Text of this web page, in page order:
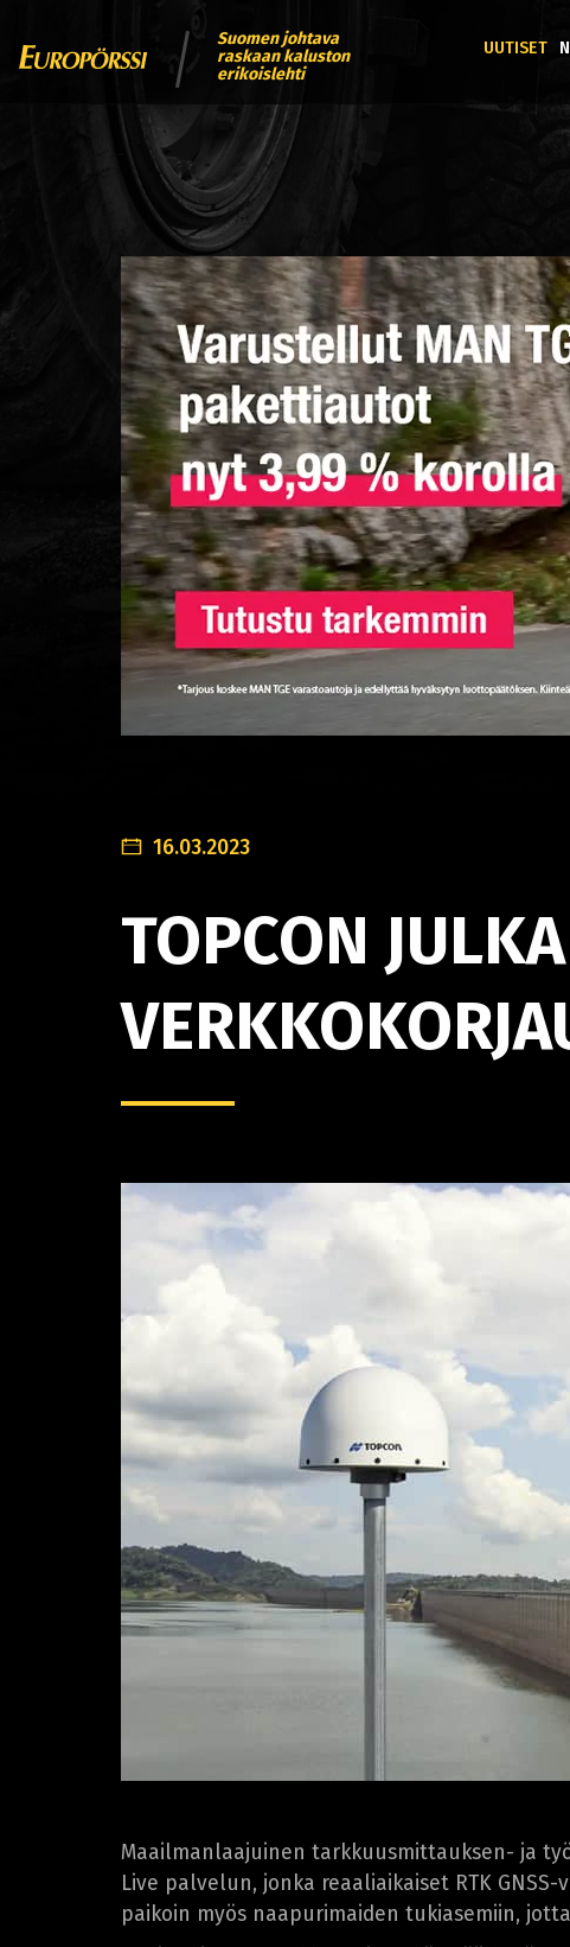
Suomen johtava
raskaan kaluston
erikoislehti
UUTISET
16.03.2023
TOPCON
Maailmanlaajuinen tarkkuusmittauksen- ja
Live palvelun, jonka reaaliaikaiset RTK
paikoin myös naapurimaiden tukiasemiin,